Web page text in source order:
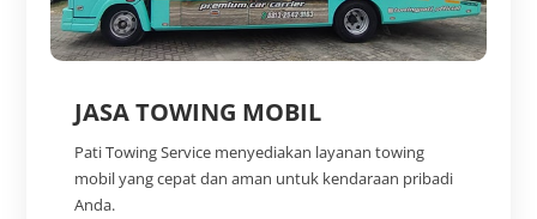
JASA TOWING MOBIL
Pati Towing Service menyediakan layanan towing
mobil yang cepat dan aman untuk kendaraan pribadi
Anda.